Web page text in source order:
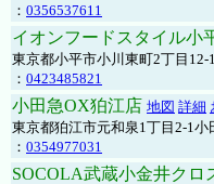
： 0356537611
イオンフードスタイル小
東京都小平市小川東町2丁目
： 0423485821
小田急OX狛江店 地図 詳細
東京都狛江市元和泉1丁目2-1小
： 0354977031
SOCOLA武蔵小金井クロ